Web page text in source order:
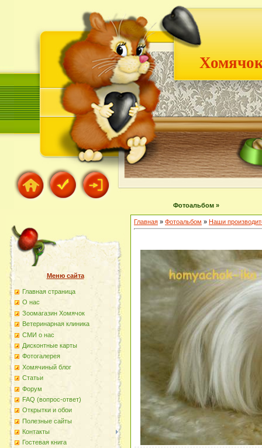
Фотоальбом »
Меню сайта
Главная страница
О наc
Зоомагазин Хомячок
Ветеринарная клиника
СМИ о нас
Дисконтные карты
Фотогалерея
Хомячиный блог
Статьи
Форум
FAQ (вопрос-ответ)
Открытки и обои
Полезные сайты
Контакты
Гостевая книга
Главная » Фотоальбом » Наши